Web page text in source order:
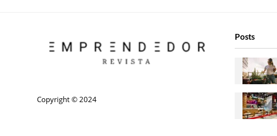
Copyright © 2024
Posts